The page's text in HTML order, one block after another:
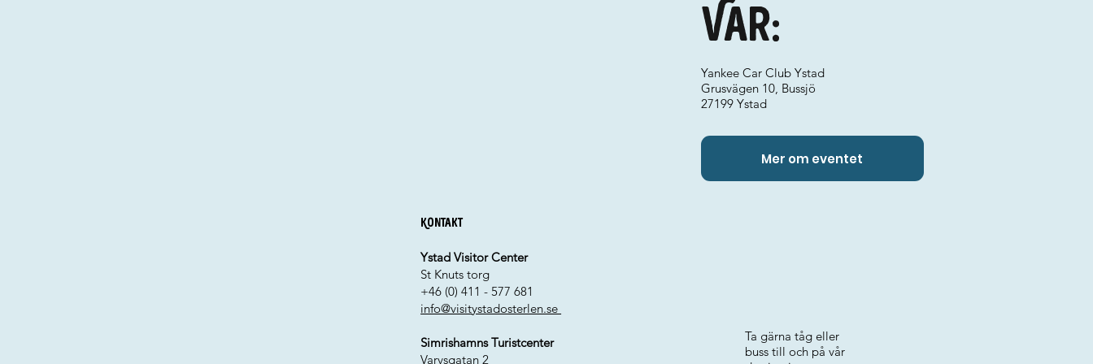
Var:
Yankee Car Club Ystad
Grusvägen 10, Bussjö
27199 Ystad
Mer om eventet
Kontakt
Ystad Visitor Center
St Knuts torg
+46 (0) 411 - 577 681
info@visitystadosterlen.se
Simrishamns Turistcenter
Varvsgatan 2
Ta gärna tåg eller
buss till och på vår